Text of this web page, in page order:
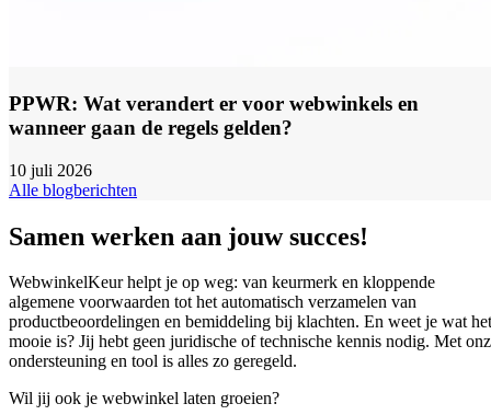
PPWR: Wat verandert er voor webwinkels en
wanneer gaan de regels gelden?
10 juli 2026
Alle blogberichten
Samen werken aan jouw succes!
WebwinkelKeur helpt je op weg: van keurmerk en kloppende
algemene voorwaarden tot het automatisch verzamelen van
productbeoordelingen en bemiddeling bij klachten. En weet je wat het
mooie is? Jij hebt geen juridische of technische kennis nodig. Met
ondersteuning en tool is alles zo geregeld.
Wil jij ook je webwinkel laten groeien?